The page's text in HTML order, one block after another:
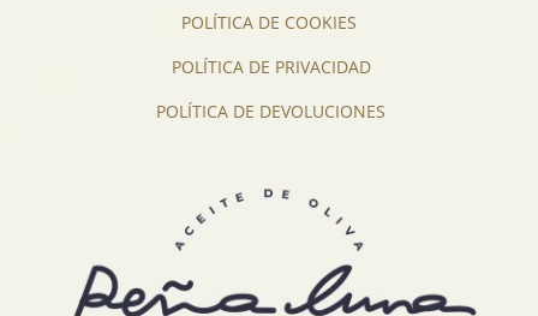
POLÍTICA DE COOKIES
POLÍTICA DE PRIVACIDAD
POLÍTICA DE DEVOLUCIONES